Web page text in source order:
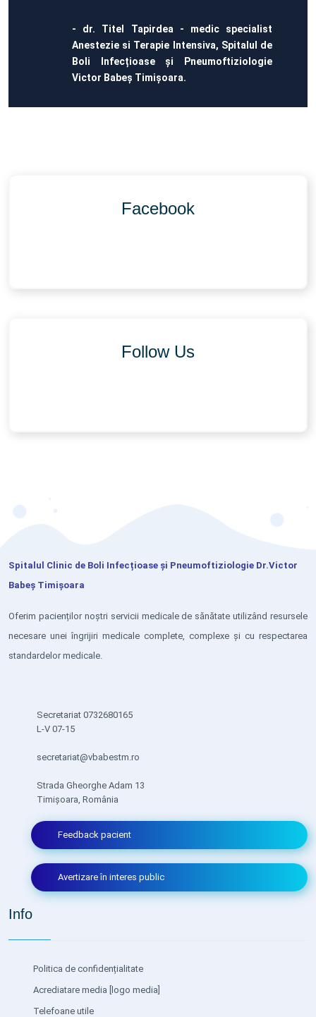
- dr. Titel Tapirdea - medic specialist
Anestezie si Terapie Intensiva, Spitalul de
Boli Infecțioase și Pneumoftiziologie
Victor Babeș Timișoara.
Facebook
Follow Us
Spitalul Clinic de Boli Infecțioase și Pneumoftiziologie Dr.Victor
Babeș Timișoara
Oferim pacienților noștri servicii medicale de sănătate utilizând resursele
necesare unei îngrijiri medicale complete, complexe și cu respectarea
standardelor medicale.
Secretariat 0732680165
L-V 07-15
secretariat@vbabestm.ro
Strada Gheorghe Adam 13
Timișoara, România
Feedback pacient
Avertizare în interes public
Info
Politica de confidențialitate
Acrediatare media [logo media]
Telefoane utile